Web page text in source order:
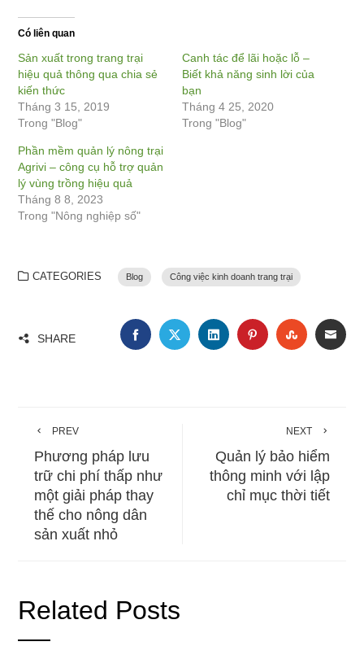
Có liên quan
Sản xuất trong trang trại
hiệu quả thông qua chia sẻ
kiến thức
Tháng 3 15, 2019
Trong "Blog"
Canh tác để lãi hoặc lỗ –
Biết khả năng sinh lời của
bạn
Tháng 4 25, 2020
Trong "Blog"
Phần mềm quản lý nông trại
Agrivi – công cụ hỗ trợ quản
lý vùng trồng hiệu quả
Tháng 8 8, 2023
Trong "Nông nghiệp số"
CATEGORIES Blog Công việc kinh doanh trang trại
SHARE FACEBOOKTWITTERLINKEDINPINTEREST
PREV
Phương pháp lưu
trữ chi phí thấp như
một giải pháp thay
thế cho nông dân
sản xuất nhỏ
NEXT
Quản lý bảo hiểm
thông minh với lập
chỉ mục thời tiết
Related Posts